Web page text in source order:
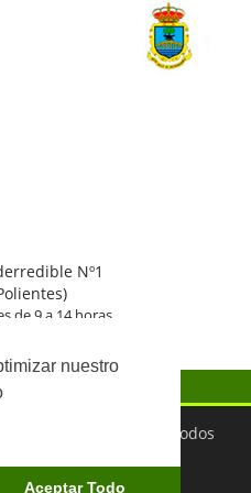
nuestro
Aceptar Todo
Nº1
de 9 a 14 horas.
de Valderredible. Todos
Protección de